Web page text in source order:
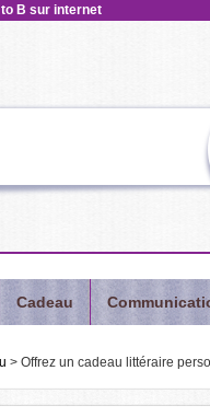
B sur internet
Cadeau
> Offrez un cadeau littéraire